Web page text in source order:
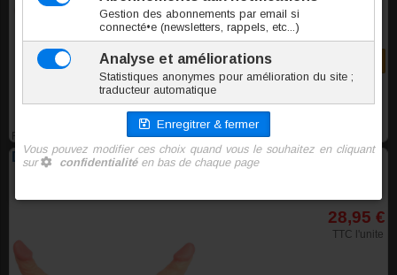
FGDU501
Double gode U-Shape Kiotos Cox 40x3.8cm chair
28,95 €
TTC l'unite